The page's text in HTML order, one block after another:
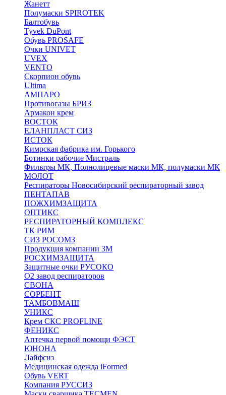
Жанетт
Полумаски SPIROTEK
Балтобувь
Tyvek DuPont
Обувь PROSAFE
Очки UNIVET
UVEX
VENTO
Скорпион обувь
Ultima
АМПАРО
Противогазы БРИЗ
Армакон крем
ВОСТОК
ЕЛАНПЛАСТ СИЗ
ИСТОК
Кимрская фабрика им. Горького
Ботинки рабочие Мистраль
Фильтры МК, Полнолицевые маски МК, полумаски МК
МОЛОТ
Респираторы Новосибирский респираторный завод
ПЕНТАПАВ
ПОЖХИМЗАЩИТА
ОПТИКС
РЕСПИРАТОРНЫЙ КОМПЛЕКС
ТК РИМ
СИЗ РОСОМЗ
Продукция компании 3M
РОСХИМЗАЩИТА
Защитные очки РУСОКО
О2 завод респираторов
СВОНА
СОРБЕНТ
ТАМБОВМАШ
УНИКС
Крем СКС PROFLINE
ФЕНИКС
Аптечка первой помощи ФЭСТ
ЮНОНА
Лайфсиз
Медицинская одежда iFormed
Обувь VERT
Компания РУССИЗ